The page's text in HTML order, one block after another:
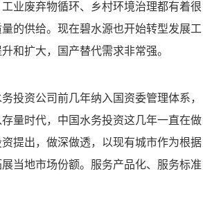
业废弃物循环、乡村环境治理都有着很
的供给。现在碧水源也开始转型发展工
和扩大，国产替代需求非常强。
投资公司前几年纳入国资委管理体系，
量时代，中国水务投资这几年一直在做
提出，做深做透，以现有城市作为根据
当地市场份额。服务产品化、服务标准